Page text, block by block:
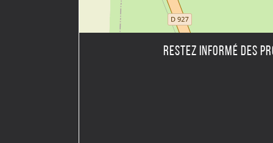
RESTEZ INFORMÉ DES